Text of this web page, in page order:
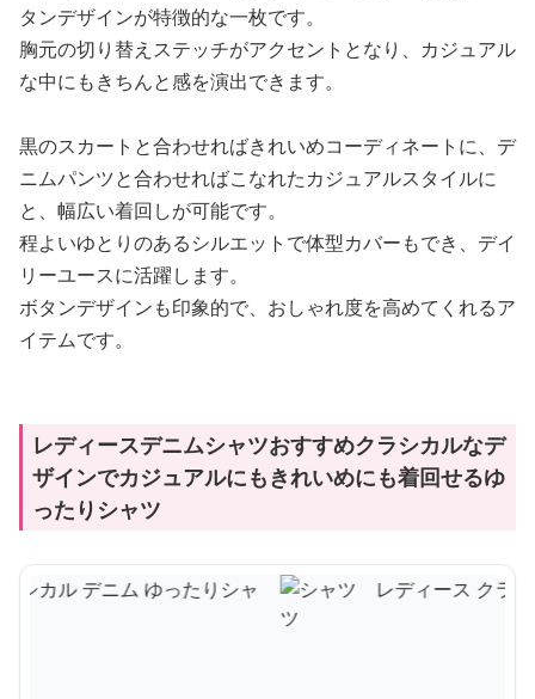
タンデザインが特徴的な一枚です。
胸元の切り替えステッチがアクセントとなり、カジュアル
な中にもきちんと感を演出できます。
黒のスカートと合わせればきれいめコーディネートに、デ
ニムパンツと合わせればこなれたカジュアルスタイルに
と、幅広い着回しが可能です。
程よいゆとりのあるシルエットで体型カバーもでき、デイ
リーユースに活躍します。
ボタンデザインも印象的で、おしゃれ度を高めてくれるア
イテムです。
レディースデニムシャツおすすめクラシカルなデ
ザインでカジュアルにもきれいめにも着回せるゆ
ったりシャツ